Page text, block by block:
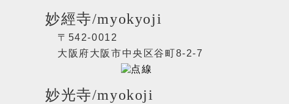
妙經寺/myokyoji
〒542-0012
大阪府大阪市中央区谷町8-2-7
妙光寺/myokoji